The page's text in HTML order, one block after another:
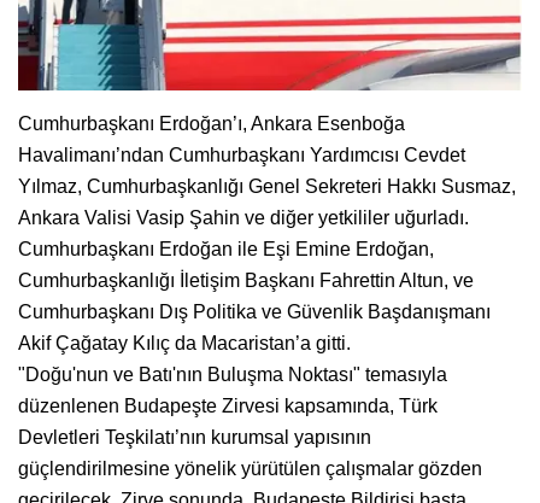
Cumhurbaşkanı Erdoğan’ı, Ankara Esenboğa
Havalimanı’ndan Cumhurbaşkanı Yardımcısı Cevdet
Yılmaz, Cumhurbaşkanlığı Genel Sekreteri Hakkı Susmaz,
Ankara Valisi Vasip Şahin ve diğer yetkililer uğurladı.
Cumhurbaşkanı Erdoğan ile Eşi Emine Erdoğan,
Cumhurbaşkanlığı İletişim Başkanı Fahrettin Altun, ve
Cumhurbaşkanı Dış Politika ve Güvenlik Başdanışmanı
Akif Çağatay Kılıç da Macaristan’a gitti.
"Doğu'nun ve Batı'nın Buluşma Noktası" temasıyla
düzenlenen Budapeşte Zirvesi kapsamında, Türk
Devletleri Teşkilatı’nın kurumsal yapısının
güçlendirilmesine yönelik yürütülen çalışmalar gözden